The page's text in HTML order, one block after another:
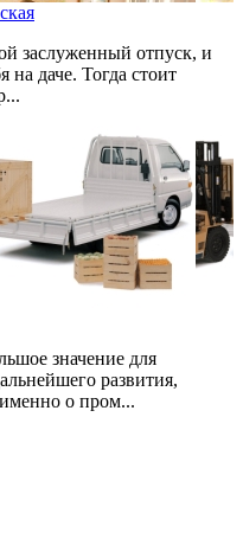
заслуженный отпуск, и
на даче. Тогда стоит
значение для
развития,
о пром...